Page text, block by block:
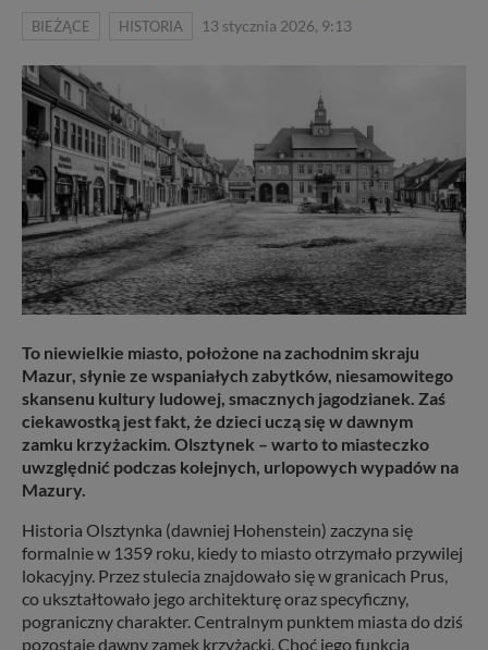
BIEŻĄCE HISTORIA 13 stycznia 2026, 9:13
To niewielkie miasto, położone na zachodnim skraju
Mazur, słynie ze wspaniałych zabytków, niesamowitego
skansenu kultury ludowej, smacznych jagodzianek. Zaś
ciekawostką jest fakt, że dzieci uczą się w dawnym
zamku krzyżackim. Olsztynek – warto to miasteczko
uwzględnić podczas kolejnych, urlopowych wypadów na
Mazury.
Historia Olsztynka (dawniej Hohenstein) zaczyna się
formalnie w 1359 roku, kiedy to miasto otrzymało przywilej
lokacyjny. Przez stulecia znajdowało się w granicach Prus,
co ukształtowało jego architekturę oraz specyficzny,
pograniczny charakter. Centralnym punktem miasta do dziś
pozostaje dawny zamek krzyżacki. Choć jego funkcja